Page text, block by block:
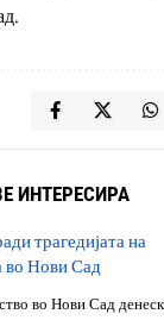
ИНТЕРЕСИРА
трагедијата на
во Нови Сад
во Нови Сад